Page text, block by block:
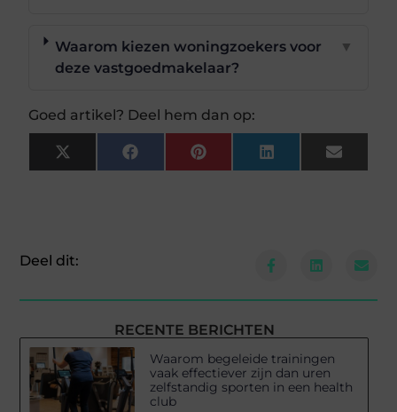
Waarom kiezen woningzoekers voor
deze vastgoedmakelaar?
▼
Goed artikel? Deel hem dan op:
X
(Twitter)
FacebookPinterestLinkedInEmail
Deel dit:
RECENTE BERICHTEN
Waarom begeleide trainingen
vaak effectiever zijn dan uren
zelfstandig sporten in een health
club